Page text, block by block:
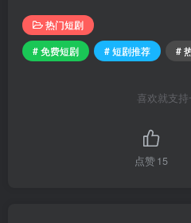
热门短剧
# 免费短剧
# 短剧推荐 #
喜欢就支
点赞15